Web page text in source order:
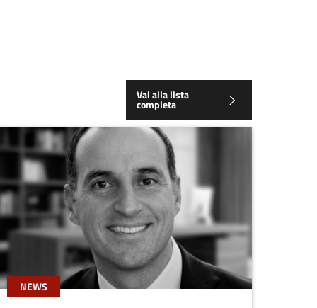
Vai alla lista
completa
NEWS